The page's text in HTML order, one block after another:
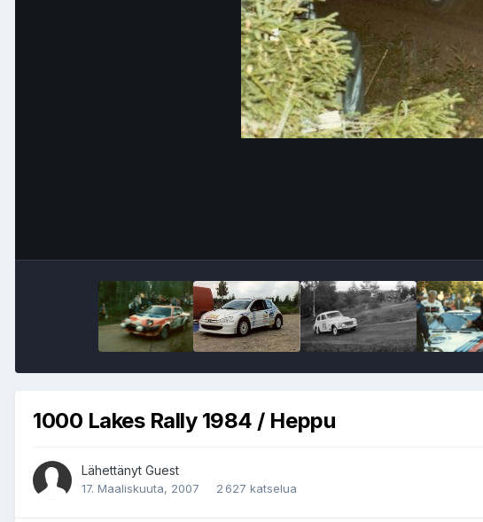
1000 Lakes Rally 1984 / Heppu
Lähettänyt Guest
17. Maaliskuuta, 2007 2 627 katselua